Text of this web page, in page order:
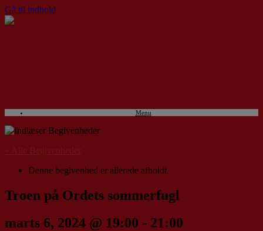
Gå til indhold
Menu
Denne begivenhed er allerede afholdt.
Troen på Ordets sommerfugl
marts 6, 2024 @ 19:00 - 21:00